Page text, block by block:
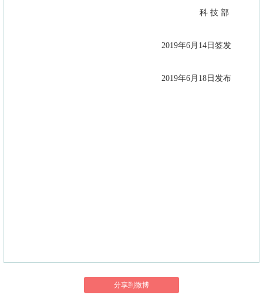
科 技 部
2019年6月14日签发
2019年6月18日发布
分享到微博